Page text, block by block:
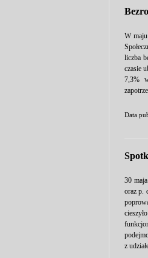
W
liczba
czasie
7,3%
Data
30
oraz p.
z